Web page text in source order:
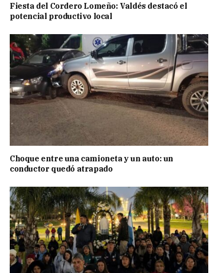
Fiesta del Cordero Lomeño: Valdés destacó el
potencial productivo local
Choque entre una camioneta y un auto: un
conductor quedó atrapado